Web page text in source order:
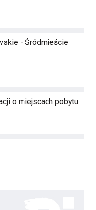
- Śródmieście
o miejscach pobytu.